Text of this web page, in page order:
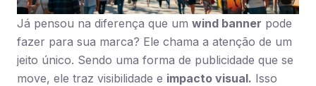
Já pensou na diferença que um wind banner pode
fazer para sua marca? Ele chama a atenção de um
jeito único. Sendo uma forma de publicidade que se
move, ele traz visibilidade e impacto visual. Isso